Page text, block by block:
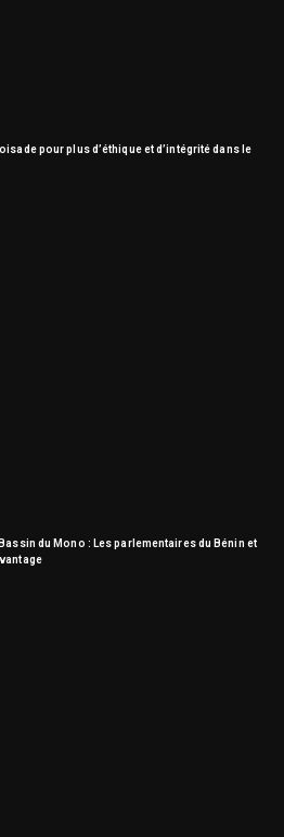
pour plus d’éthique et d’intégrité dans le
du Mono : Les parlementaires du Bénin et